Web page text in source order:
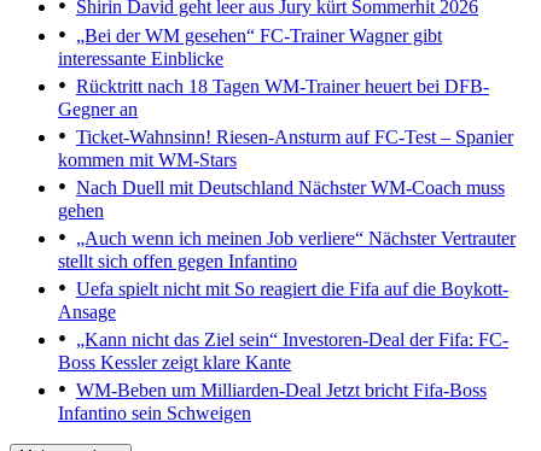
Shirin David geht leer aus Jury kürt Sommerhit 2026
„Bei der WM gesehen“ FC-Trainer Wagner gibt
interessante Einblicke
Rücktritt nach 18 Tagen WM-Trainer heuert bei DFB-
Gegner an
Ticket-Wahnsinn! Riesen-Ansturm auf FC-Test – Spanier
kommen mit WM-Stars
Nach Duell mit Deutschland Nächster WM-Coach muss
gehen
„Auch wenn ich meinen Job verliere“ Nächster Vertrauter
stellt sich offen gegen Infantino
Uefa spielt nicht mit So reagiert die Fifa auf die Boykott-
Ansage
„Kann nicht das Ziel sein“ Investoren-Deal der Fifa: FC-
Boss Kessler zeigt klare Kante
WM-Beben um Milliarden-Deal Jetzt bricht Fifa-Boss
Infantino sein Schweigen